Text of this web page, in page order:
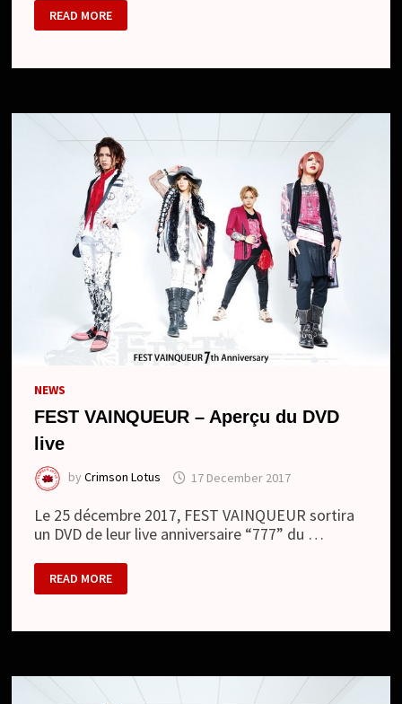
FEST
VAINQUEUR
:
[777]
2017.10.27
HATCH」
READ MORE
NEWS
FEST VAINQUEUR – Aperçu du DVD
live
byCrimson Lotus 17 December 2017
Le 25 décembre 2017, FEST VAINQUEUR sortira
un DVD de leur live anniversaire “777” du …
FEST
VAINQUEUR
–
DVD
READ MORE